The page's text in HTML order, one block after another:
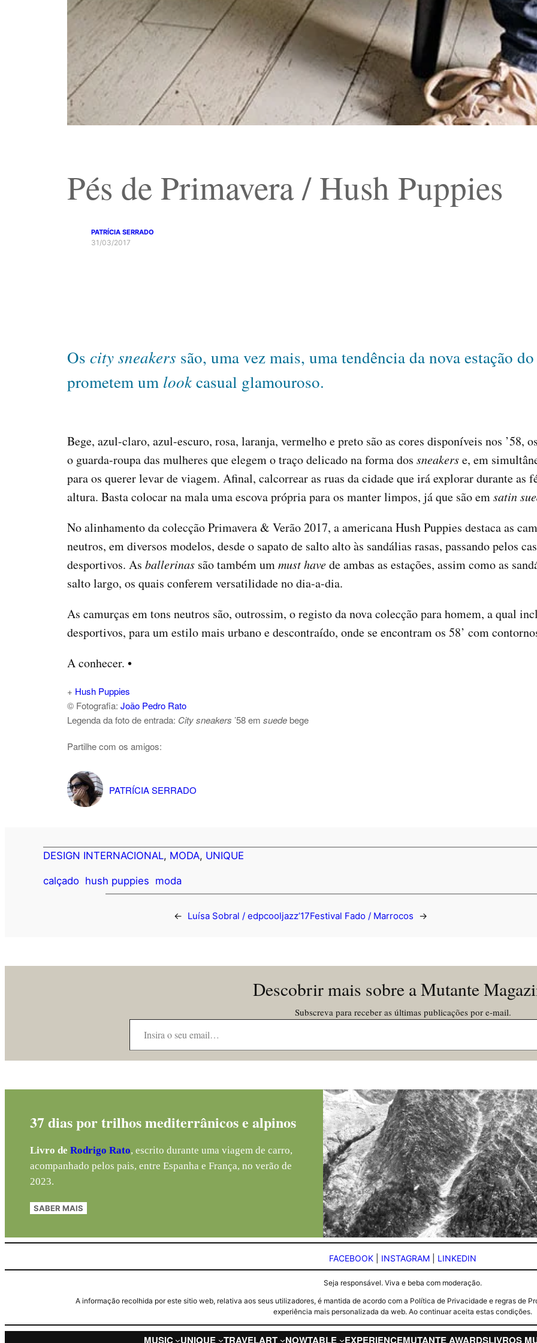
Pés de Primavera / Hush Puppies
PATRÍCIA SERRADO
31/03/2017
Os city sneakers são, uma vez mais, uma tendência da nova estação
prometem um lookcasual glamouroso.
Bege, azul-claro, azul-escuro, rosa, laranja, vermelho e preto são as cores disponíveis nos ’58,
o guarda-roupa das mulheres que elegem o traço delicado na forma dos sneakerse, em
para os querer levar de viagem. Afinal, calcorrear as ruas da cidade que irá explorar durante as
altura. Basta colocar na mala uma escova própria para os manter limpos, já que são emsatin
No alinhamento da colecção Primavera & Verão 2017, a americana Hush Puppies destaca as
neutros, em diversos modelos, desde o sapato de salto alto às sandálias rasas, passando pelos
desportivos. As ballerinas são também ummust havede ambas as estações, assim como as
salto largo, os quais conferem versatilidade no dia-a-dia.
As camurças em tons neutros são, outrossim, o registo da nova colecção para homem, a qual
desportivos, para um estilo mais urbano e descontraído, onde se encontram os 58’ com
A conhecer. •
+ Hush Puppies
© Fotografia: João Pedro Rato
Legenda da foto de entrada: City sneakers ’58 em suedebege
Partilhe com os amigos:
PATRÍCIA SERRADO
DESIGN INTERNACIONAL, MODA, UNIQUE
calçado hush puppies moda
← Luísa Sobral / edpcooljazz’17Festival Fado / Marrocos →
Descobrir mais sobre a Mutante
Subscreva para receber as últimas publicações por e-mail.
Insira o seu email…
37 dias por trilhos mediterrânicos e alpinos
Livro deRodrigo Rato, escrito durante uma viagem de carro,
acompanhado pelos pais, entre Espanha e França, no verão de
2023.
SABER MAIS
FACEBOOK INSTAGRAM LINKEDIN
Seja responsável. Viva e beba com moderação.
A informação recolhida por este sitio web, relativa aos seus utilizadores, é mantida de acordo com a Política de Privacidade e regras de
experiência mais personalizada da web. Ao continuar aceita estas condições.
MUSIC UNIQUE TRAVELART NOWTABLE EXPERIENCEMUTANTE AWARDSLIVROS